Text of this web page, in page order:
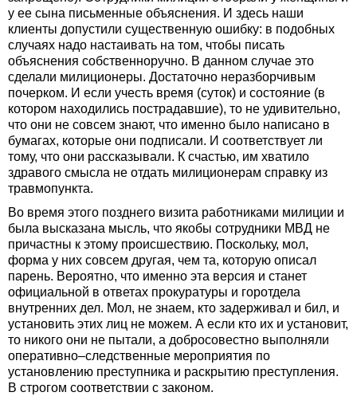
у ее сына письменные объяснения. И здесь наши
клиенты допустили существенную ошибку: в подобных
случаях надо настаивать на том, чтобы писать
объяснения собственноручно. В данном случае это
сделали милиционеры. Достаточно неразборчивым
почерком. И если учесть время (суток) и состояние (в
котором находились пострадавшие), то не удивительно,
что они не совсем знают, что именно было написано в
бумагах, которые они подписали. И соответствует ли
тому, что они рассказывали. К счастью, им хватило
здравого смысла не отдать милиционерам справку из
травмопункта.
Во время этого позднего визита работниками милиции и
была высказана мысль, что якобы сотрудники МВД не
причастны к этому происшествию. Поскольку, мол,
форма у них совсем другая, чем та, которую описал
парень. Вероятно, что именно эта версия и станет
официальной в ответах прокуратуры и горотдела
внутренних дел. Мол, не знаем, кто задерживал и бил, и
установить этих лиц не можем. А если кто их и установит,
то никого они не пытали, а добросовестно выполняли
оперативно–следственные мероприятия по
установлению преступника и раскрытию преступления.
В строгом соответствии с законом.